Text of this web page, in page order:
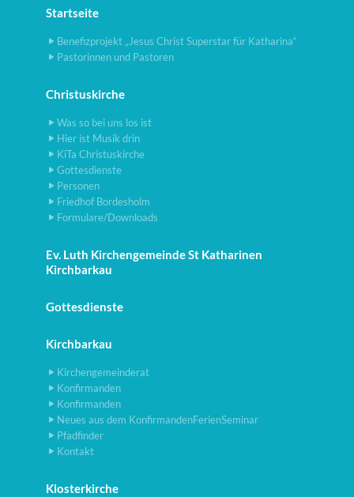
Startseite
Benefizprojekt „Jesus Christ Superstar für Katharina“
Pastorinnen und Pastoren
Christuskirche
Was so bei uns los ist
Hier ist Musik drin
KiTa Christuskirche
Gottesdienste
Personen
Friedhof Bordesholm
Formulare/Downloads
Ev. Luth Kirchengemeinde St Katharinen
Kirchbarkau
Gottesdienste
Kirchbarkau
Kirchengemeinderat
Konfirmanden
Konfirmanden
Neues aus dem KonfirmandenFerienSeminar
Pfadfinder
Kontakt
Klosterkirche